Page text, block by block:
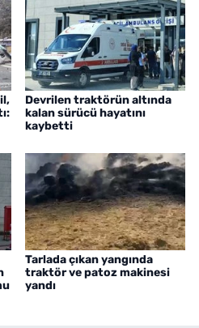
Devrilen traktörün altında
kalan sürücü hayatını
kaybetti
Tarlada çıkan yangında
traktör ve patoz makinesi
yandı